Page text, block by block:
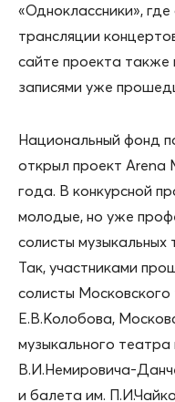
«Одноклассники»,
трансляции
сайте проекта также
записями уже
Национальный фонд
открыл проект Arena
года. В конкурсной
молодые, но уже
солисты музыкальных
Так, участниками
солисты
Е.В.Колобова,
музыкального театра
В.И.Немировича-
и балета им.